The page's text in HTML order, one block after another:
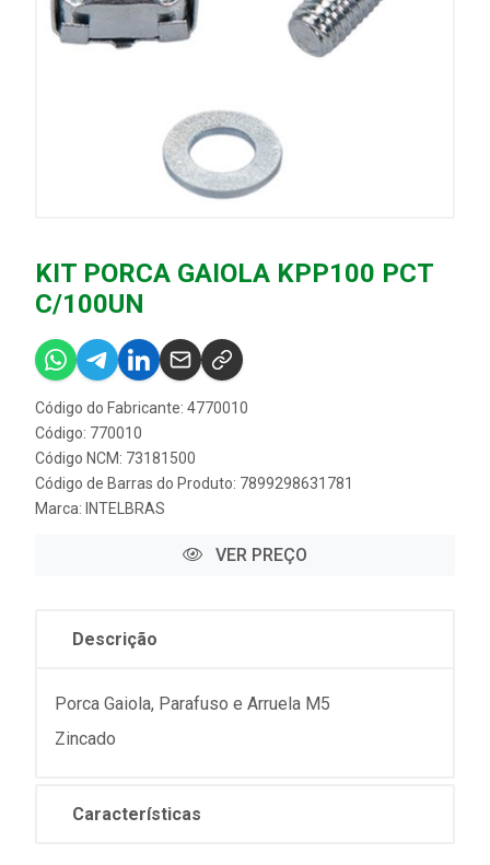
KIT PORCA GAIOLA KPP100 PCT
C/100UN
Código do Fabricante: 4770010
Código: 770010
Código NCM: 73181500
Código de Barras do Produto: 7899298631781
Marca: INTELBRAS
VER PREÇO
Descrição
Porca Gaiola, Parafuso e Arruela M5
Zincado
Características